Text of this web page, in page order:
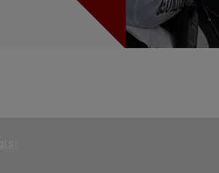
KONINKRIJK